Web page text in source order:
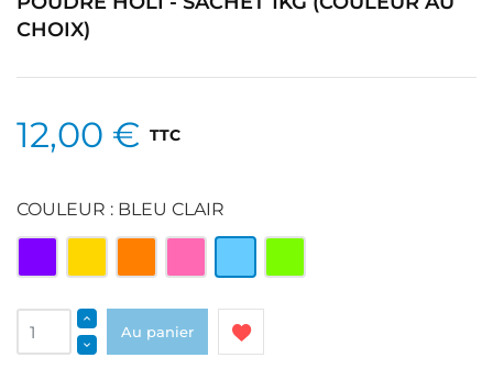
CHOIX)
12,00 € TTC
COULEUR : BLEU CLAIR
Violet Jaune Orange
Vert
Au panier